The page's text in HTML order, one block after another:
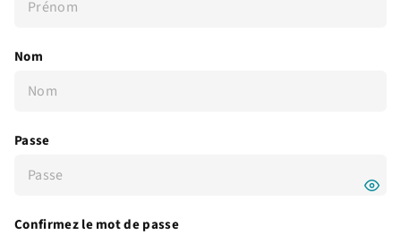
Nom
Passe
Confirmez le mot de passe